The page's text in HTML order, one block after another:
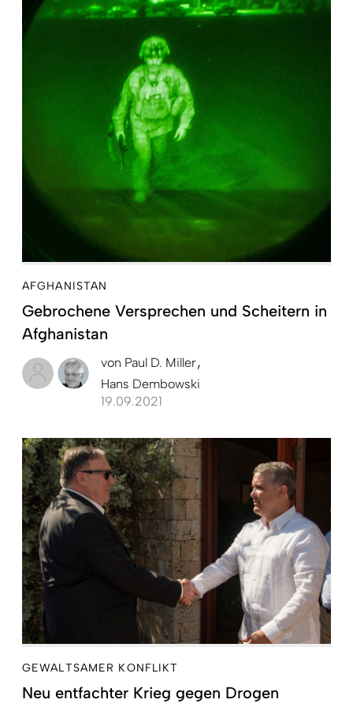
AFGHANISTAN
Gebrochene Versprechen und Scheitern in
Afghanistan
von Paul D. Miller
Hans Dembowski
19.09.2021
GEWALTSAMER KONFLIKT
Neu entfachter Krieg gegen Drogen